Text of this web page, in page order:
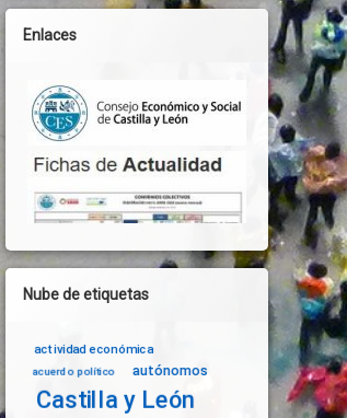
Enlaces
Nube de etiquetas
actividad económica
acuerdo político autónomos
Castilla y León